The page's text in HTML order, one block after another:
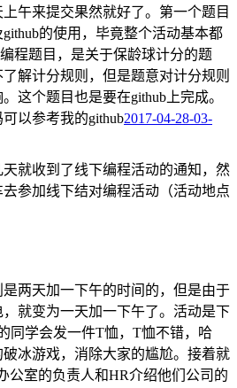
午来提交果然就好了。第一个题目
的使用，毕竟整个活动基本都
程题目，是关于保龄球计分的题
解计分规则，但是题意对计分规则
这个题目也是要在github上完成。
以参考我的github2017-04-28-03-
就收到了线下编程活动的通知，然
参加线下结对编程活动（活动地点
两天加一下午的时间的，但是由于
就变为一天加一下午了。活动是下
同学会发一件T恤，T恤不错，哈
冰游戏，消除大家的尴尬。接着就
公室的负责人和HR介绍他们公司的